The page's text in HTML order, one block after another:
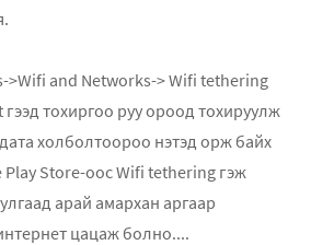
and Networks-> Wifi tethering
тохиргоо руу ороод тохируулж
холболтоороо нэтэд орж байх
Play Store-ooc Wifi tethering гэж
арай амархан аргаар
цацаж болно....